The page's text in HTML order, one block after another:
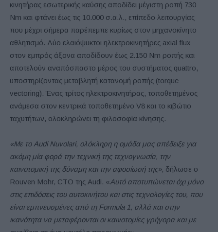
κινητήρας εσωτερικής καύσης αποδίδει μέγιστη ροπή 730
Nm και φτάνει έως τις 10.000 σ.α.λ., επίπεδο λειτουργίας
που μέχρι σήμερα παρέπεμπε κυρίως στον μηχανοκίνητο
αθλητισμό. Δύο ελαιόψυκτοι ηλεκτροκινητήρες axial flux
στον εμπρός άξονα αποδίδουν έως 2.150 Nm ροπής και
αποτελούν αναπόσπαστο μέρος του συστήματος quattro,
υποστηρίζοντας μεταβλητή κατανομή ροπής (torque
vectoring). Ένας τρίτος ηλεκτροκινητήρας, τοποθετημένος
ανάμεσα στον κεντρικά τοποθετημένο V8 και το κιβώτιο
ταχυτήτων, ολοκληρώνει τη φιλοσοφία κίνησης.
«Με το Audi Nuvolari, ολόκληρη η ομάδα μας απέδειξε για
ακόμη μία φορά την τεχνική της τεχνογνωσία, την
καινοτομική της δύναμη και την αφοσίωσή της», δήλωσε ο
Rouven Mohr, CTO της Audi. «Αυτό αποτυπώνεται όχι μόνο
στις επιδόσεις του αυτοκινήτου και στις τεχνολογίες του, που
είναι εμπνευσμένες από τη Formula 1, αλλά και στην
ικανότητα να μεταφέρονται οι καινοτομίες γρήγορα και με